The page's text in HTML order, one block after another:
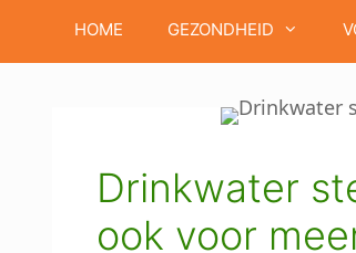
HOME GEZONDHEID
Drinkwater
ook voor